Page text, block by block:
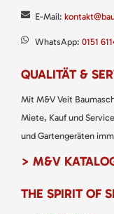
E-Mail:
WhatsApp: 0151
QUALITÄT &
Mit M&V Veit
Miete, Kauf und
und Gartengeräten
> M&V
THE SPIRIT OF